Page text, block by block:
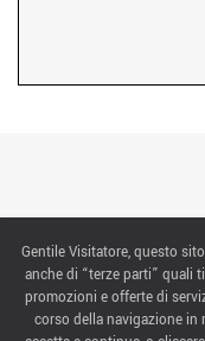
ITALIAN
Gentile Visitatore, questo
anche di “terze parti” quali
promozioni e offerte di
corso della navigazione in